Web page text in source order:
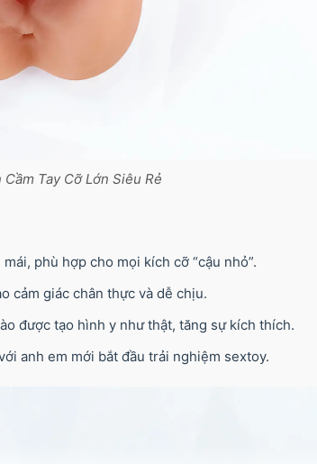
Tay Cỡ Lớn Siêu Rẻ
phù hợp cho mọi kích cỡ “cậu nhỏ”.
cảm giác chân thực và dễ chịu.
được tạo hình y như thật, tăng sự kích thích.
anh em mới bắt đầu trải nghiệm sextoy.